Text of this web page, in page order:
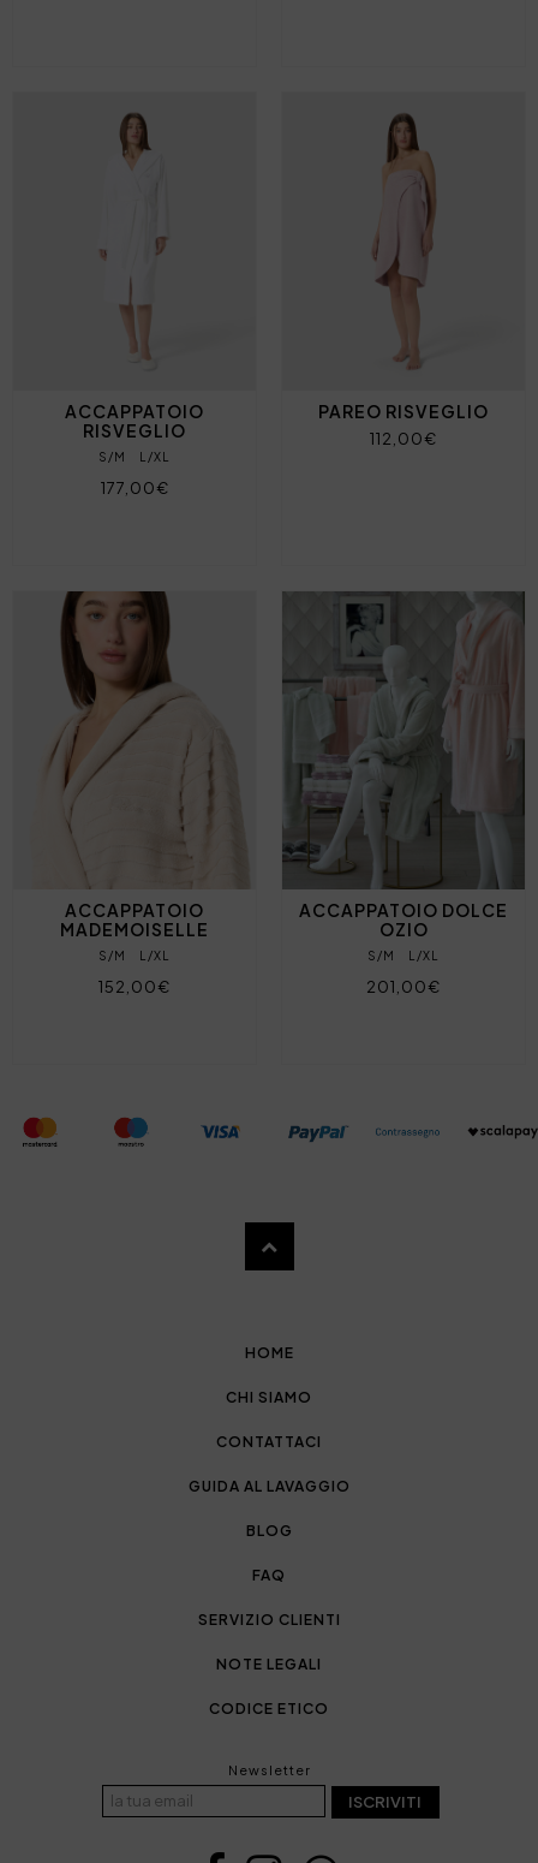
ACCAPPATOIO
RISVEGLIO
S/M L/XL
177,00€
PAREO RISVEGLIO
112,00€
ACCAPPATOIO
MADEMOISELLE
S/M L/XL
152,00€
ACCAPPATOIO DOLCE
OZIO
S/M L/XL
201,00€
HOME
CHI SIAMO
CONTATTACI
GUIDA AL LAVAGGIO
BLOG
FAQ
SERVIZIO CLIENTI
NOTE LEGALI
CODICE ETICO
Newsletter
ISCRIVITI